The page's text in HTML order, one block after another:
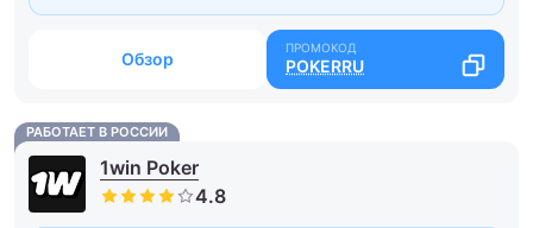
Обзор POKERRU
РАБОТАЕТ В РОССИИ
1win Poker